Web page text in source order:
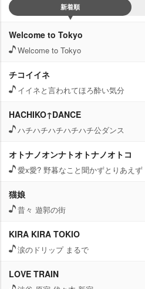
新着順
Welcome to Tokyo
Welcome to Tokyo
チコイイネ
イイネと言われてほろ酔い気分
HACHIKO↑DANCE
ハチハチハチハチハチ公ダンス
オトナノオンナトオトナノオトコ
愛x愛? 野暮なこと聞かずとりあえ
猫娘
昔々 遊郭の街
KIRA KIRA TOKIO
涙のドリップ まるで
LOVE TRAIN